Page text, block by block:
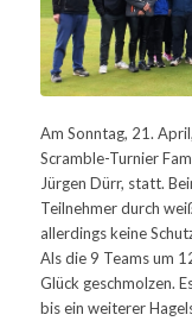
Am Sonntag, 21.
Scramble-Turnier
Jürgen Dürr, statt.
Teilnehmer durch
allerdings keine
Als die 9 Teams um
Glück geschmolzen.
bis ein weiterer